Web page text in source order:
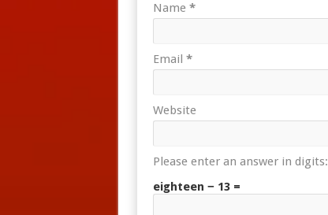
Name *
Email *
Website
Please enter an answer in digits:
eighteen − 13 =